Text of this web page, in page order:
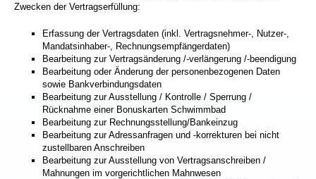
Zwecken der Vertragserfüllung:
Erfassung der Vertragsdaten (inkl. Vertragsnehmer-, Nutzer-,
Mandatsinhaber-, Rechnungsempfängerdaten)
Bearbeitung zur Vertragsänderung /-verlängerung /-beendigung
Bearbeitung oder Änderung der personenbezogenen Daten
sowie Bankverbindungsdaten
Bearbeitung zur Ausstellung / Kontrolle / Sperrung /
Rücknahme einer Bonuskarten Schwimmbad
Bearbeitung zur Rechnungsstellung/Bankeinzug
Bearbeitung zur Adressanfragen und -korrekturen bei nicht
zustellbaren Anschreiben
Bearbeitung zur Ausstellung von Vertragsanschreiben /
Mahnungen im vorgerichtlichen Mahnwesen